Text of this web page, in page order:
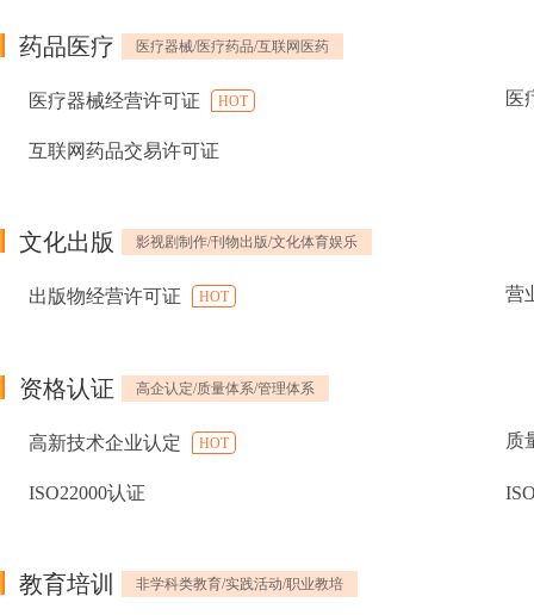
药品医疗 医疗器械/医疗药品/互联网医药
医疗器械经营许可证 HOT 医
互联网药品交易许可证
文化出版 影视剧制作/刊物出版/文化体育娱乐
出版物经营许可证 HOT 营
资格认证 高企认定/质量体系/管理体系
高新技术企业认定 HOT 质
ISO22000认证
教育培训 非学科类教育/实践活动/职业教培